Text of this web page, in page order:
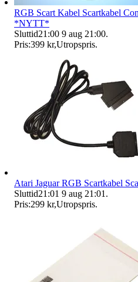
RGB Scart Kabel Scartkabel
*NYTT*
Sluttid21:00 9 aug 21:00.
Pris:399 kr,Utropspris.
Atari Jaguar RGB Scartkabel
Sluttid21:01 9 aug 21:01 .
Pris:299 kr,Utropspris.